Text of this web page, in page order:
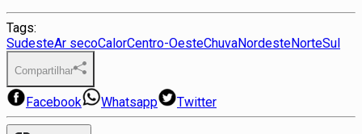
Tags:
SudesteAr secoCalorCentro-OesteChuvaNordesteNorteSul
Compartilhar
Facebook Whatsapp Twitter